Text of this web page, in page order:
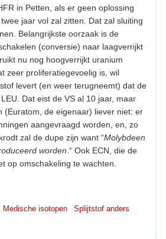
in Petten, als er geen oplossing
jaar vol zal zitten. Dat zal sluiting
Belangrijkste oorzaak is de
(conversie) naar laagverrijkt
nu nog hoogverrijkt uranium
zeer proliferatiegevoelig is, wil
levert (en weer terugneemt) dat de
Dat eist de VS al 10 jaar, maar
(Euratom, de eigenaar) liever niet: er
aangevraagd worden, en, zo
zal de dupe zijn want “Molybdeen
worden .“ Ook ECN, die de
op omschakeling te wachten.
Medische isotopen Splijtstof anders